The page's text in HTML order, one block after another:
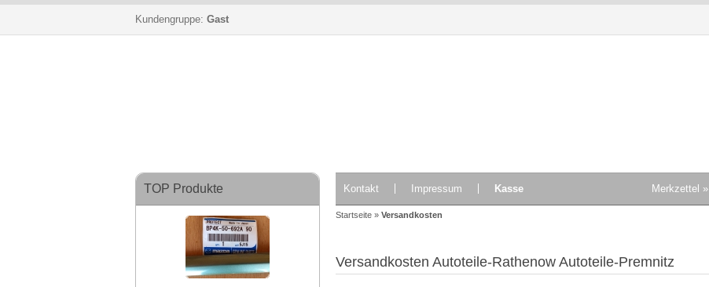
Kundengruppe: Gast
TOP Produkte Kontakt Impressum Kasse Merkzettel »
Startseite » Versandkosten
Versandkosten Autoteile-Rathenow Autoteile-Premnitz